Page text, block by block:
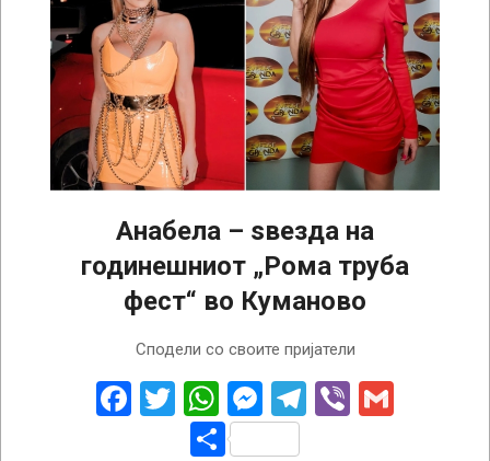
Анабела – ѕвезда на
годинешниот „Рома труба
фест“ во Куманово
Сподели со своите пријатели
Facebook
Twitter
WhatsApp
Messenger
Telegram
Viber
Share